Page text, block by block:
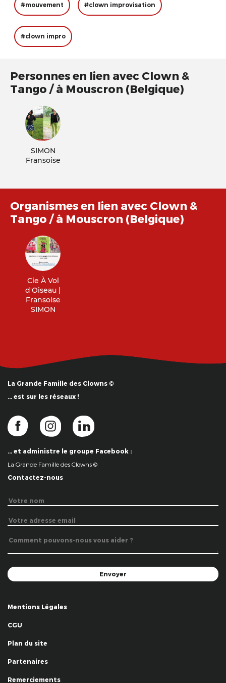
#mouvement #clown improvisation
#clown impro
Personnes en lien avec Clown &
Tango / à Mouscron (Belgique)
SIMON
Fransoise
Organismes en lien avec Clown &
Tango / à Mouscron (Belgique)
Cie À Vol
d'Oiseau |
Fransoise
SIMON
La Grande Famille des Clowns ©
… est sur les réseaux !
… et administre le groupe Facebook :
La Grande Famille des Clowns ©
Contactez-nous
Mentions Légales
CGU
Plan du site
Partenaires
Remerciements